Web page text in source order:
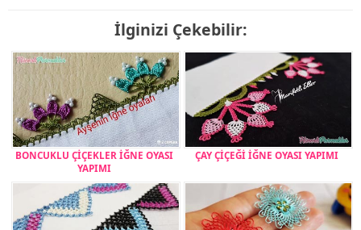
İlginizi Çekebilir:
BONCUKLU ÇİÇEKLER İĞNE OYASI
YAPIMI
ÇAY ÇİÇEĞİ İĞNE OYASI YAPIMI